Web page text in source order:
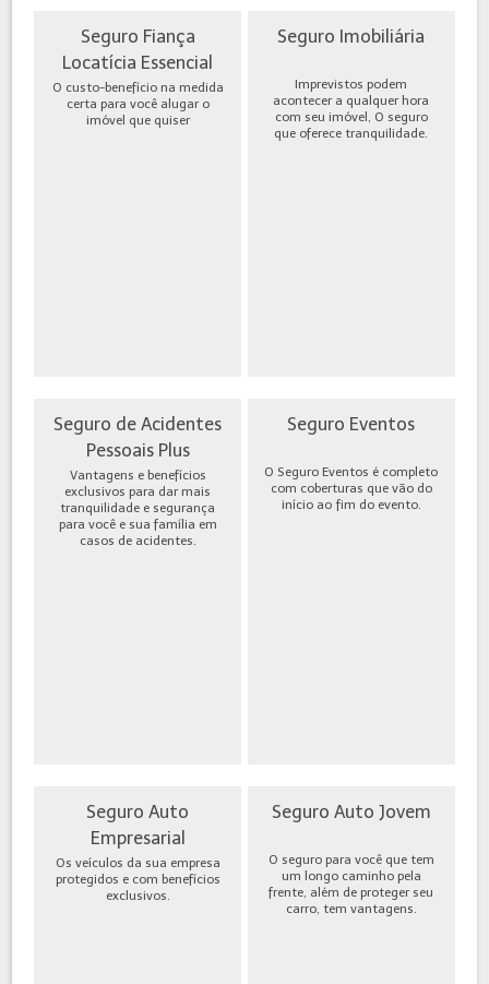
Seguro Fiança
Locatícia Essencial
O custo-benefício na medida
certa para você alugar o
imóvel que quiser
Seguro Imobiliária
Imprevistos podem
acontecer a qualquer hora
com seu imóvel, O seguro
que oferece tranquilidade.
Seguro de Acidentes
Pessoais Plus
Vantagens e benefícios
exclusivos para dar mais
tranquilidade e segurança
para você e sua família em
casos de acidentes.
Seguro Eventos
O Seguro Eventos é completo
com coberturas que vão do
início ao fim do evento.
Seguro Auto
Empresarial
Os veículos da sua empresa
protegidos e com benefícios
exclusivos.
Seguro Auto Jovem
O seguro para você que tem
um longo caminho pela
frente, além de proteger seu
carro, tem vantagens.